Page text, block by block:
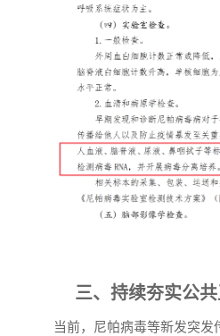
三、持续夯实公
当前，尼帕病毒等新发突发